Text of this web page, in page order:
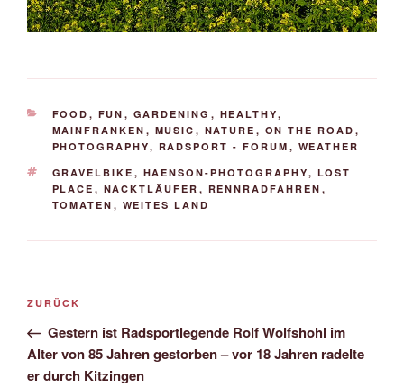
KATEGORIEN
FOOD , FUN , GARDENING , HEALTHY,
MAINFRANKEN , MUSIC , NATURE , ON THE ROAD ,
PHOTOGRAPHY, RADSPORT - FORUM , WEATHER
SCHLAGWÖRTER
GRAVELBIKE , HAENSON-PHOTOGRAPHY, LOST
PLACE , NACKTLÄUFER , RENNRADFAHREN ,
TOMATEN , WEITES LAND
Beitrags-
Vorheriger
Beitrag
ZURÜCK
Gestern ist Radsportlegende Rolf Wolfshohl im
Alter von 85 Jahren gestorben – vor 18 Jahren radelte
er durch Kitzingen